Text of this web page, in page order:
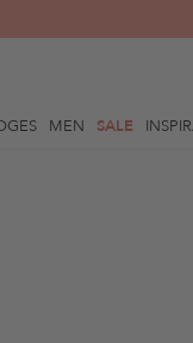
MEN SALE